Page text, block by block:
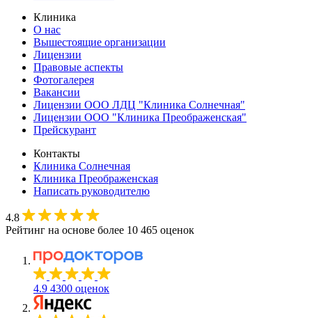
Клиника
О нас
Вышестоящие организации
Лицензии
Правовые аспекты
Фотогалерея
Вакансии
Лицензии ООО ЛДЦ "Клиника Солнечная"
Лицензии ООО "Клиника Преображенская"
Прейскурант
Контакты
Клиника Солнечная
Клиника Преображенская
Написать руководителю
4.8
Рейтинг на основе более 10 465 оценок
4.9 4300 оценок